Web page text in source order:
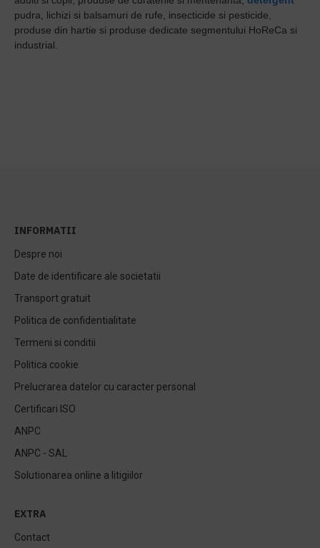
pudra, lichizi si balsamuri de rufe, insecticide si pesticide,
produse din hartie si produse dedicate segmentului HoReCa si
industrial.
INFORMATII
Despre noi
Date de identificare ale societatii
Transport gratuit
Politica de confidentialitate
Termeni si conditii
Politica cookie
Prelucrarea datelor cu caracter personal
Certificari ISO
ANPC
ANPC - SAL
Solutionarea online a litigiilor
EXTRA
Contact